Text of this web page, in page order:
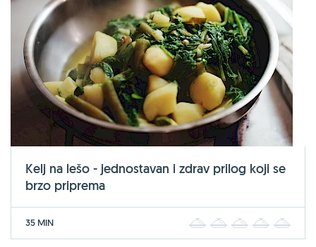
Kelj na lešo - jednostavan i zdrav prilog koji se
brzo priprema
35 MIN 2 3 4